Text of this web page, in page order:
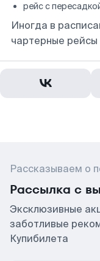
рейс с
Иногда в
чартерные рейсы
Рассказываем о
Рассылка с
Эксклюзивные
заботливые
Купибилета